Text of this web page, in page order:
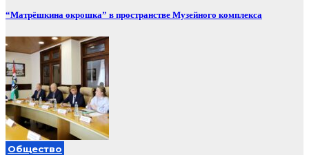
“Матрёшкина окрошка” в пространстве Музейного комплекса
Общество